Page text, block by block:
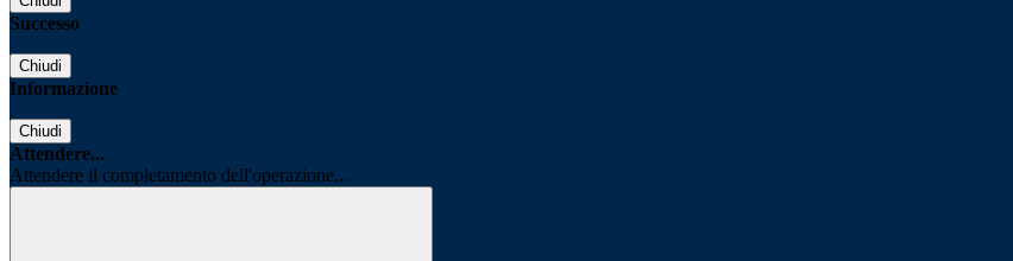
Successo
Chiudi
Informazione
Chiudi
Attendere...
Attendere il completamento dell'operazione...